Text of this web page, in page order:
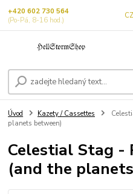
+420 602 730 564
(Po-Pá, 8-16 hod.)
Úvod Kazety / Cassettes
planets between)
Celestial Stag -
(and the